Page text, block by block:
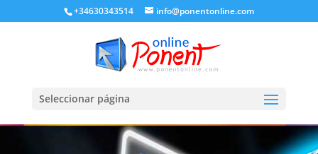
+34630343514 info@ponentonline.com
Seleccionar página